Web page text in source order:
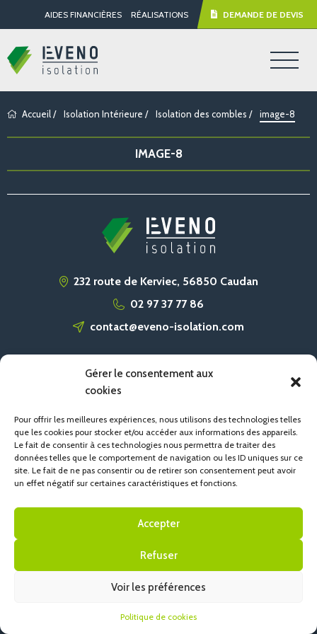
Gérer le consentement aux
cookies
Pour offrir les meilleures expériences, nous utilisons des technologies telles
que les cookies pour stocker et/ou accéder aux informations des appareils.
Le fait de consentir à ces technologies nous permettra de traiter des
données telles que le comportement de navigation ou les ID uniques sur ce
site. Le fait de ne pas consentir ou de retirer son consentement peut avoir
un effet négatif sur certaines caractéristiques et fonctions.
Accepter
Refuser
Voir les préférences
Politique de cookies
AIDES FINANCIÈRES RÉALISATIONS DEMANDE DE DEVIS
Accueil/ Isolation Intérieure / Isolation des combles / image-8
IMAGE-8
232 route de Kerviec, 56850 Caudan
02 97 37 77 86
contact@eveno-isolation.com
ACCUEIL
POLITIQUE DE COOKIES (UE)